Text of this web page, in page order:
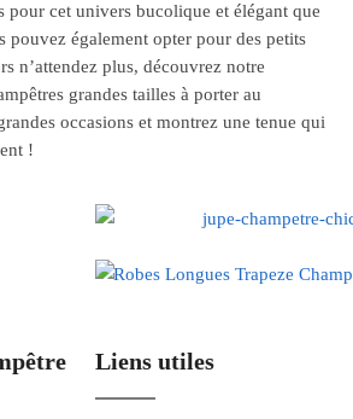
pour cet univers bucolique et élégant que
pouvez également opter pour des petits
n’attendez plus, découvrez notre
grandes tailles à porter au
occasions et montrez une tenue qui
!
Liens utiles